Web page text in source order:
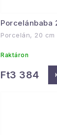
Porcelánbaba
Porcelán, 20 cm
Raktáron
Ft3 384